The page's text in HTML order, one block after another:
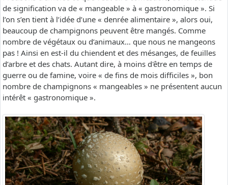
de signification va de « mangeable » à « gastronomique ». Si
l’on s’en tient à l’idée d’une « denrée alimentaire », alors oui,
beaucoup de champignons peuvent être mangés. Comme
nombre de végétaux ou d’animaux… que nous ne mangeons
pas ! Ainsi en est-il du chiendent et des mésanges, de feuilles
d’arbre et des chats. Autant dire, à moins d'être en temps de
guerre ou de famine, voire « de fins de mois difficiles », bon
nombre de champignons « mangeables » ne présentent aucun
intérêt « gastronomique ».